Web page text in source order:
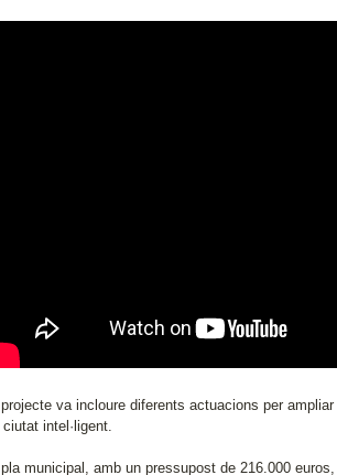
va incloure diferents actuacions per
ciutat intel·ligent.
municipal, amb un pressupost de 216.000